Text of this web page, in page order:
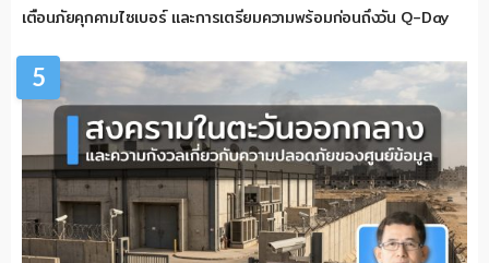
เตือนภัยคุกคามไซเบอร์ และการเตรียมความพร้อมก่อนถึงวัน Q-Day
5